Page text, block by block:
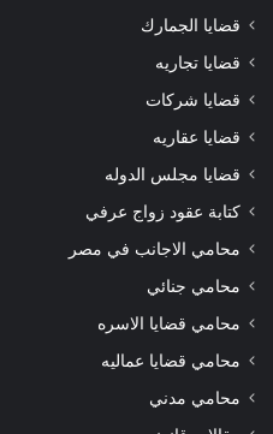
قضايا الجمارك
قضايا تجاريه
قضايا شركات
قضايا عقاريه
قضايا مجلس الدوله
كتابة عقود زواج عرفي
محامي الاجانب في مصر
محامي جنائي
محامي قضايا الاسره
محامي قضايا عماليه
محامي مدني